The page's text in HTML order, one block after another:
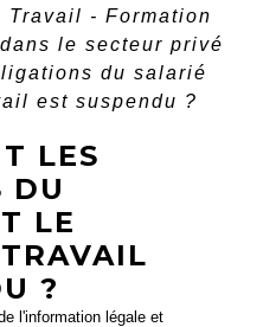
Travail - Formation
le secteur privé
du salarié
est suspendu ?
LES
DU
LE
?
l'information légale et